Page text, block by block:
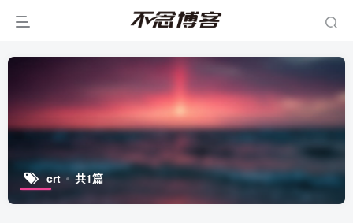
crt 共1篇